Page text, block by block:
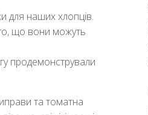
для наших хлопців.
що вони можуть
продемонстрували
та томатна